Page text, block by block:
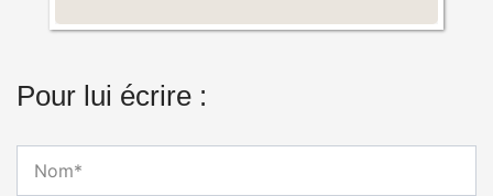
Pour lui écrire :